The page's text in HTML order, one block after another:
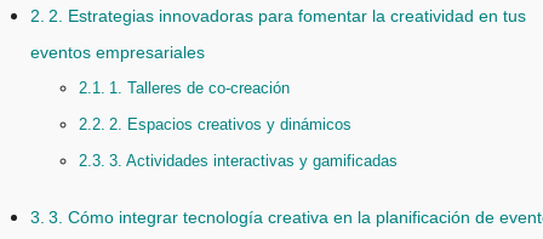
2. Estrategias innovadoras para fomentar la creatividad en tus
eventos empresariales
1. Talleres de co-creación
2. Espacios creativos y dinámicos
3. Actividades interactivas y gamificadas
3. Cómo integrar tecnología creativa en la planificación de